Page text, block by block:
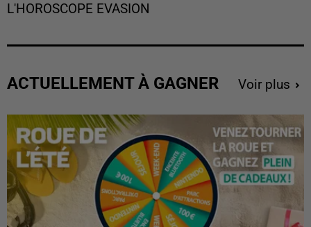
L'HOROSCOPE EVASION
ACTUELLEMENT À GAGNER Voir plus